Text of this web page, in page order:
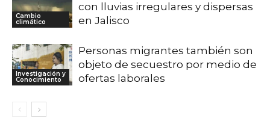
Cambio
climático
con lluvias irregulares y dispersas
en Jalisco
Investigación y
Conocimiento
Personas migrantes también son
objeto de secuestro por medio de
ofertas laborales